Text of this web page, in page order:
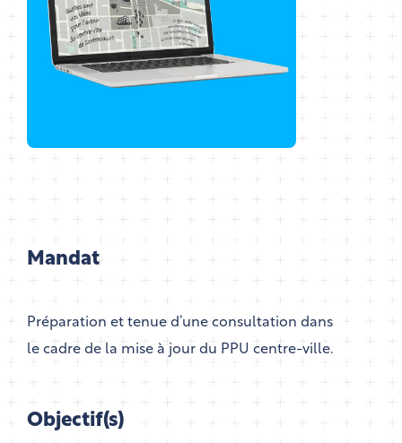
Mandat
Préparation et tenue d’une consultation dans
le cadre de la mise à jour du PPU centre-ville.
Objectif(s)